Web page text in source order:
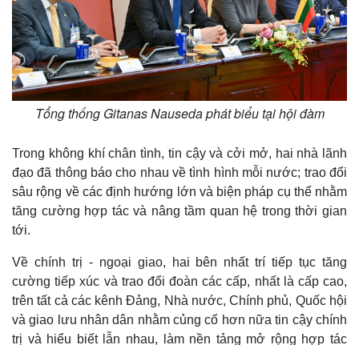
Kinh tế
Khởi nghiệp
Tiêu dùng
Tỷ giá
Chứng khoán
Giá cà phê
Tổng thống Gitanas Nauseda phát biểu tại hội đàm
Trong không khí chân tình, tin cậy và cởi mở, hai nhà lãnh
đạo đã thông báo cho nhau về tình hình mỗi nước; trao đổi
sâu rộng về các định hướng lớn và biện pháp cụ thể nhằm
tăng cường hợp tác và nâng tầm quan hệ trong thời gian
tới.
Về chính trị - ngoại giao, hai bên nhất trí tiếp tục tăng
cường tiếp xúc và trao đổi đoàn các cấp, nhất là cấp cao,
trên tất cả các kênh Đảng, Nhà nước, Chính phủ, Quốc hội
và giao lưu nhân dân nhằm củng cố hơn nữa tin cậy chính
trị và hiểu biết lẫn nhau, làm nền tảng mở rộng hợp tác